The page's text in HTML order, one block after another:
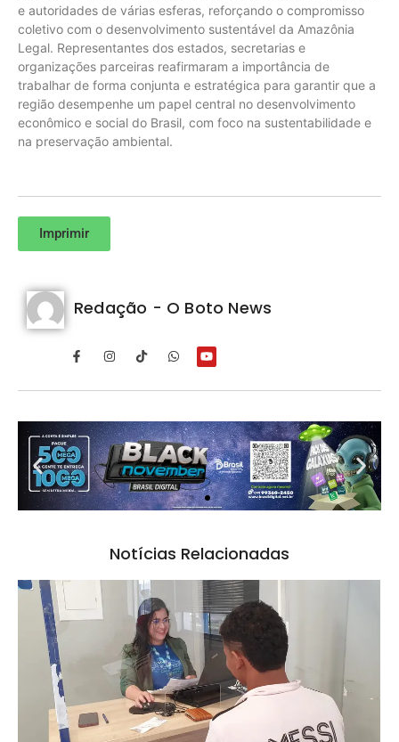
e autoridades de várias esferas, reforçando o compromisso
coletivo com o desenvolvimento sustentável da Amazônia
Legal. Representantes dos estados, secretarias e
organizações parceiras reafirmaram a importância de
trabalhar de forma conjunta e estratégica para garantir que a
região desempenhe um papel central no desenvolvimento
econômico e social do Brasil, com foco na sustentabilidade e
na preservação ambiental.
Imprimir
Redação - O Boto News
Notícias Relacionadas